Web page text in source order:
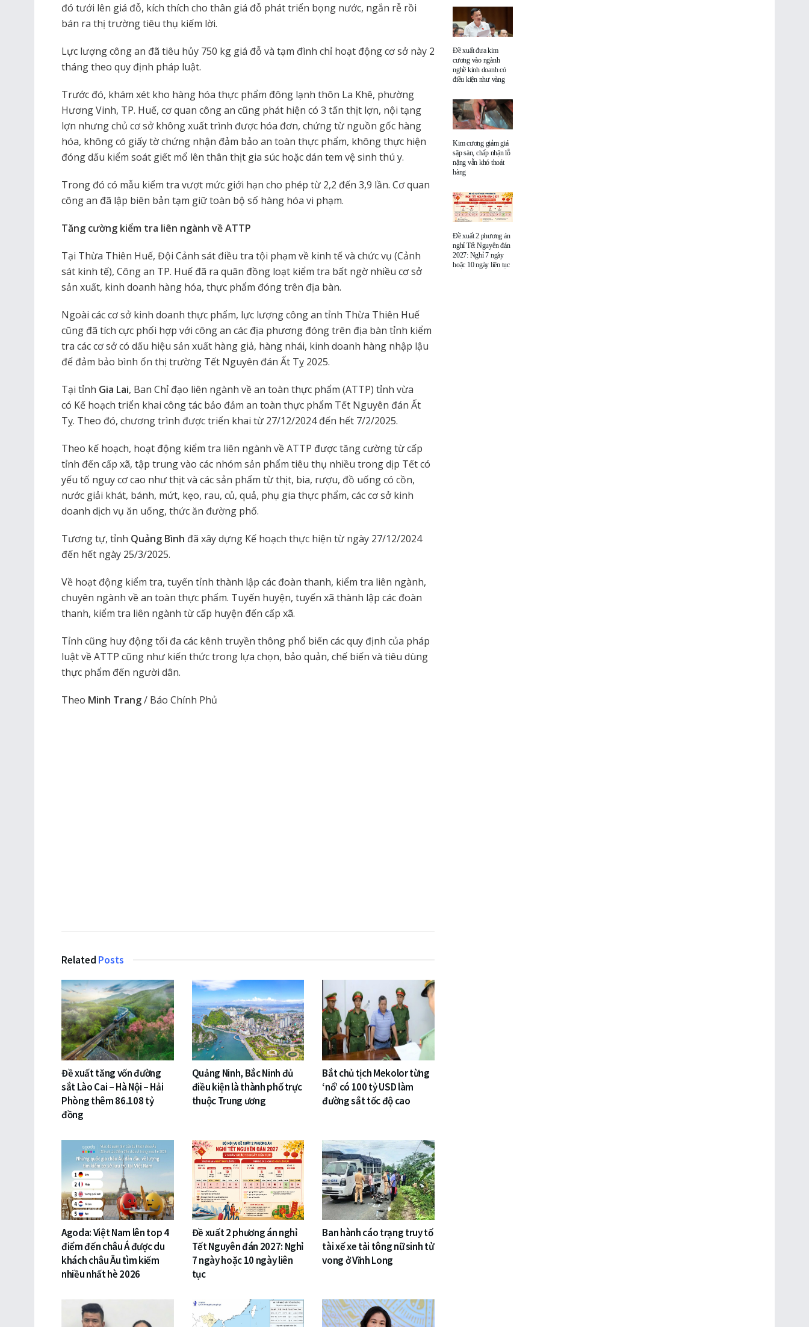
đó tưới lên giá đỗ, kích thích cho thân giá đỗ phát triển bọng nước, ngắn rễ rồi
bán ra thị trường tiêu thụ kiếm lời.
Lực lượng công an đã tiêu hủy 750 kg giá đỗ và tạm đình chỉ hoạt động cơ sở này 2
tháng theo quy định pháp luật.
Trước đó, khám xét kho hàng hóa thực phẩm đông lạnh thôn La Khê, phường
Hương Vinh, TP. Huế, cơ quan công an cũng phát hiện có 3 tấn thịt lợn, nội tạng
lợn nhưng chủ cơ sở không xuất trình được hóa đơn, chứng từ nguồn gốc hàng
hóa, không có giấy tờ chứng nhận đảm bảo an toàn thực phẩm, không thực hiện
đóng dấu kiểm soát giết mổ lên thân thịt gia súc hoặc dán tem vệ sinh thú y.
Trong đó có mẫu kiểm tra vượt mức giới hạn cho phép từ 2,2 đến 3,9 lần. Cơ quan
công an đã lập biên bản tạm giữ toàn bộ số hàng hóa vi phạm.
Tăng cường kiểm tra liên ngành về ATTP
Tại Thừa Thiên Huế, Đội Cảnh sát điều tra tội phạm về kinh tế và chức vụ (Cảnh
sát kinh tế), Công an TP. Huế đã ra quân đồng loạt kiểm tra bất ngờ nhiều cơ sở
sản xuất, kinh doanh hàng hóa, thực phẩm đóng trên địa bàn.
Ngoài các cơ sở kinh doanh thực phẩm, lực lượng công an tỉnh Thừa Thiên Huế
cũng đã tích cực phối hợp với công an các địa phương đóng trên địa bàn tỉnh kiểm
tra các cơ sở có dấu hiệu sản xuất hàng giả, hàng nhái, kinh doanh hàng nhập lậu
để đảm bảo bình ổn thị trường Tết Nguyên đán Ất Tỵ 2025.
Tại tỉnh Gia Lai, Ban Chỉ đạo liên ngành về an toàn thực phẩm (ATTP) tỉnh vừa
có Kế hoạch triển khai công tác bảo đảm an toàn thực phẩm Tết Nguyên đán Ất
Tỵ. Theo đó, chương trình được triển khai từ 27/12/2024 đến hết 7/2/2025.
Theo kế hoạch, hoạt động kiểm tra liên ngành về ATTP được tăng cường từ cấp
tỉnh đến cấp xã, tập trung vào các nhóm sản phẩm tiêu thụ nhiều trong dịp Tết có
yếu tố nguy cơ cao như thịt và các sản phẩm từ thịt, bia, rượu, đồ uống có cồn,
nước giải khát, bánh, mứt, kẹo, rau, củ, quả, phụ gia thực phẩm, các cơ sở kinh
doanh dịch vụ ăn uống, thức ăn đường phố.
Tương tự, tỉnh Quảng Bình đã xây dựng Kế hoạch thực hiện từ ngày 27/12/2024
đến hết ngày 25/3/2025.
Về hoạt động kiểm tra, tuyến tỉnh thành lập các đoàn thanh, kiểm tra liên ngành,
chuyên ngành về an toàn thực phẩm. Tuyến huyện, tuyến xã thành lập các đoàn
thanh, kiểm tra liên ngành từ cấp huyện đến cấp xã.
Tỉnh cũng huy động tối đa các kênh truyền thông phổ biến các quy định của pháp
luật về ATTP cũng như kiến thức trong lựa chọn, bảo quản, chế biến và tiêu dùng
thực phẩm đến người dân.
Theo Minh Trang/ Báo Chính Phủ
Related Posts
Đề xuất tăng vốn đường
sắt Lào Cai – Hà Nội – Hải
Phòng thêm 86.108 tỷ
đồng
Quảng Ninh, Bắc Ninh đủ
điều kiện là thành phố trực
thuộc Trung ương
Bắt chủ tịch Mekolor từng
‘nổ’ có 100 tỷ USD làm
đường sắt tốc độ cao
Agoda: Việt Nam lên top 4
điểm đến châu Á được du
khách châu Âu tìm kiếm
nhiều nhất hè 2026
Đề xuất 2 phương án nghỉ
Tết Nguyên đán 2027: Nghỉ
7 ngày hoặc 10 ngày liên
tục
Ban hành cáo trạng truy tố
tài xế xe tải tông nữ sinh tử
vong ở Vĩnh Long
Đề xuất đưa kim
cương vào ngành
nghề kinh doanh có
điều kiện như vàng
Kim cương giảm giá
sập sàn, chấp nhận lỗ
nặng vẫn khó thoát
hàng
Đề xuất 2 phương án
nghỉ Tết Nguyên đán
2027: Nghỉ 7 ngày
hoặc 10 ngày liên tục